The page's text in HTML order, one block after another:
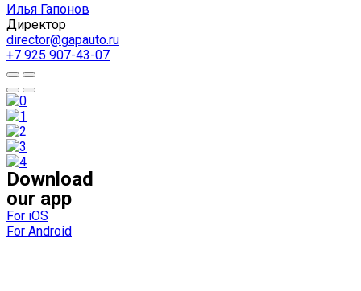
Илья Гапонов
Директор
director@gapauto.ru
+7 925 907-43-07
Download
our app
For iOS
For Android